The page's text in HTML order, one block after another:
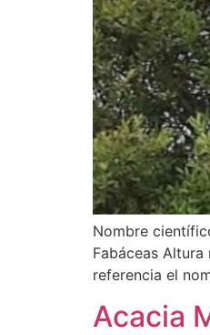
Nombre
Fabáceas
referencia el
Acacia